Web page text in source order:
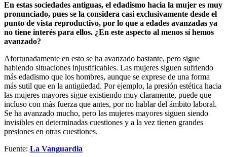
En estas sociedades antiguas, el edadismo hacia la mujer es muy
pronunciado, pues se la considera casi exclusivamente desde el
punto de vista reproductivo, por lo que a edades avanzadas ya
no tiene interés para ellos. ¿En este aspecto al menos sí hemos
avanzado?
Afortunadamente en esto se ha avanzado bastante, pero sigue
habiendo situaciones injustificables. Las mujeres siguen sufriendo
más edadismo que los hombres, aunque se exprese de una forma
más sutil que en la antigüedad. Por ejemplo, la presión estética hacia
las mujeres mayores sigue existiendo muy claramente, puede que
incluso con más fuerza que antes, por no hablar del ámbito laboral.
Se ha avanzado mucho, pero las mujeres mayores siguen siendo
invisibles en determinadas cuestiones y a la vez tienen grandes
presiones en otras cuestiones.
Fuente: La Vanguardia